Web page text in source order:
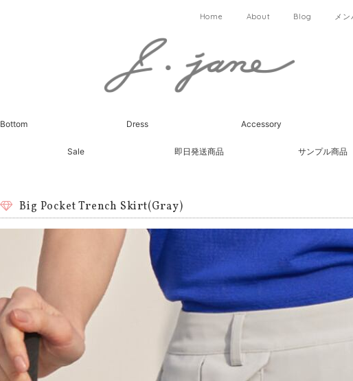
Home About Blog メ
Bottom Dress Accessory
Sale 即日発送商品 サンプル商品
Big Pocket Trench Skirt(Gray)